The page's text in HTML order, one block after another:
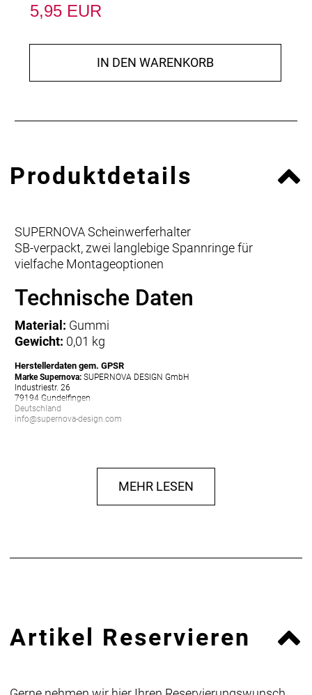
5,95 EUR
IN DEN WARENKORB
Produktdetails
SUPERNOVA Scheinwerferhalter
SB-verpackt, zwei langlebige Spannringe für
vielfache Montageoptionen
Technische Daten
Material: Gummi
Gewicht: 0,01 kg
Herstellerdaten gem. GPSR
Marke Supernova: SUPERNOVA DESIGN GmbH
Industriestr. 26
79194 Gundelfingen
Deutschland
info@supernova-design.com
MEHR LESEN
Artikel Reservieren